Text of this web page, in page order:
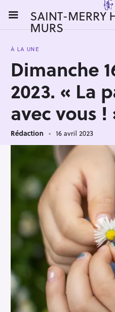
i
SAINT-MERRY
MURS
À LA UNE
Dimanche
2023. « La
avec vous !
Rédaction 16 avril 2023